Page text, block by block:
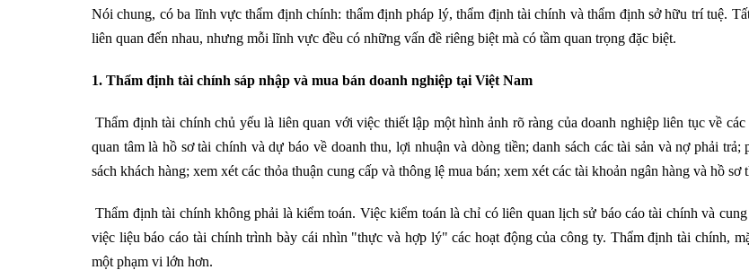
Nói chung, có ba lĩnh vực thẩm định chính: thẩm định pháp lý, thẩm định tài chính và thẩm định sở hữu trí tuệ.
liên quan đến nhau, nhưng mỗi lĩnh vực đều có những vấn đề riêng biệt mà có tầm quan trọng đặc biệt.
1. Thẩm định tài chính sáp nhập và mua bán doanh nghiệp tại Việt Nam
Thẩm định tài chính chủ yếu là liên quan với việc thiết lập một hình ảnh rõ ràng của doanh nghiệp liên tục về các
quan tâm là hồ sơ tài chính và dự báo về doanh thu, lợi nhuận và dòng tiền; danh sách các tài sản và nợ phải trả;
sách khách hàng; xem xét các thỏa thuận cung cấp và thông lệ mua bán; xem xét các tài khoản ngân hàng và hồ sơ
Thẩm định tài chính không phải là kiểm toán. Việc kiểm toán là chỉ có liên quan lịch sử báo cáo tài chính và
việc liệu báo cáo tài chính trình bày cái nhìn "thực và hợp lý" các hoạt động của công ty. Thẩm định tài chính,
một phạm vi lớn hơn.